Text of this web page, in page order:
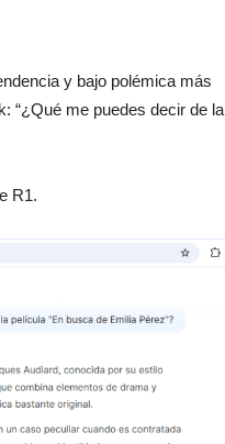
y bajo polémica más
“¿Qué me puedes decir de la
R1.